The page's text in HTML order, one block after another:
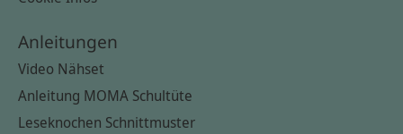
Anleitungen
Video Nähset
Anleitung MOMA Schultüte
Leseknochen Schnittmuster